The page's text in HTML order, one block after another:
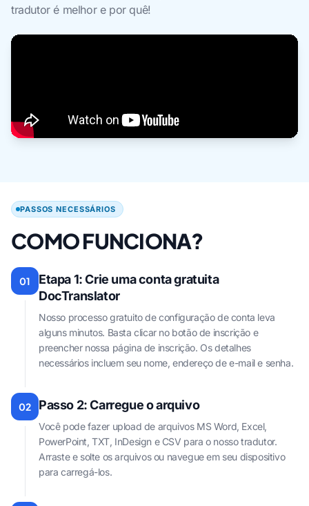
tradutor é melhor e por quê!
PASSOS NECESSÁRIOS
COMO FUNCIONA?
01
Etapa 1: Crie uma conta gratuita
DocTranslator
Nosso processo gratuito de configuração de conta leva
alguns minutos. Basta clicar no botão de inscrição e
preencher nossa página de inscrição. Os detalhes
necessários incluem seu nome, endereço de e-mail e senha.
02 Passo 2: Carregue o arquivo
Você pode fazer upload de arquivos MS Word, Excel,
PowerPoint, TXT, InDesign e CSV para o nosso tradutor.
Arraste e solte os arquivos ou navegue em seu dispositivo
para carregá-los.